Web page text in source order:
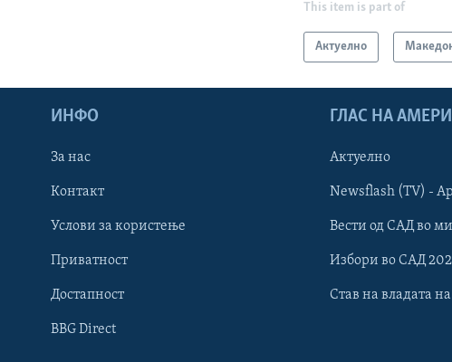
Learning English
НАКУСО...
This item is part of
Актуелно
ИНФО
За нас
Контакт
Услови за користење
Приватност
Достапност
BBG Direct
ГЛАС НА
Актуелно
Newsflash (TV) -
Вести од САД во
Избори во САД
Став на владата